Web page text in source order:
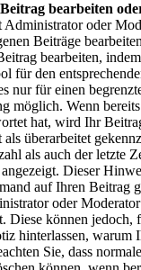
bearbeiten
Administrator oder
Beiträge
bearbeiten,
für den
nur für einen
möglich. Wenn
hat, wird Ihr
als überarbeitet
als auch der letzte
Dieser
auf Ihren Beitrag
oder
Diese können jedoch,
hinterlassen, warum
Sie, dass